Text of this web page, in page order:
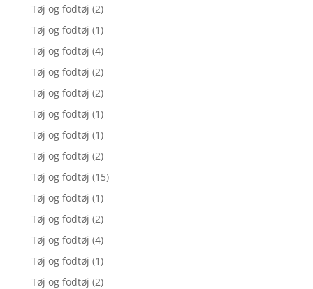
Tøj og fodtøj (2)
Tøj og fodtøj (1)
Tøj og fodtøj (4)
Tøj og fodtøj (2)
Tøj og fodtøj (2)
Tøj og fodtøj (1)
Tøj og fodtøj (1)
Tøj og fodtøj (2)
Tøj og fodtøj (15)
Tøj og fodtøj (1)
Tøj og fodtøj (2)
Tøj og fodtøj (4)
Tøj og fodtøj (1)
Tøj og fodtøj (2)